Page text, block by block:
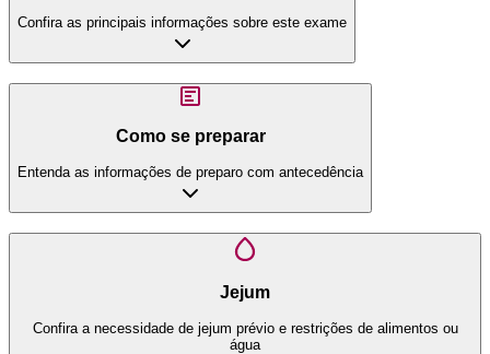
Confira as principais informações sobre este exame
Como se preparar
Entenda as informações de preparo com antecedência
Jejum
Confira a necessidade de jejum prévio e restrições de alimentos ou
água